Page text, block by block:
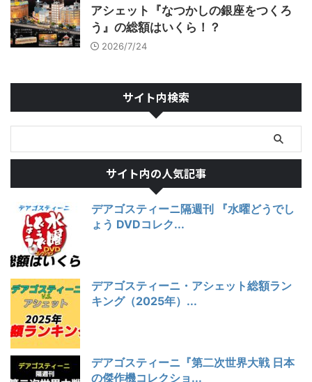
アシェット『なつかしの銀座をつくろ
う』の総額はいくら！？
2026/7/24
サイト内検索
サイト内の人気記事
デアゴスティーニ隔週刊 『水曜どうでし
ょう DVDコレク...
デアゴスティーニ・アシェット総額ラン
キング（2025年）...
デアゴスティーニ『第二次世界大戦 日本
の傑作機コレクショ...